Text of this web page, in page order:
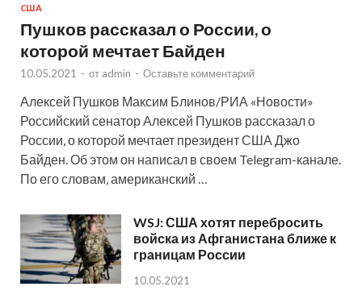
США
Пушков рассказал о России, о
которой мечтает Байден
10.05.2021 - от admin - Оставьте комментарий
Алексей Пушков Максим Блинов/РИА «Новости»
Российский сенатор Алексей Пушков рассказал о
России, о которой мечтает президент США Джо
Байден. Об этом он написал в своем Telegram-канале.
По его словам, американский …
WSJ: США хотят перебросить
войска из Афганистана ближе к
границам России
10.05.2021